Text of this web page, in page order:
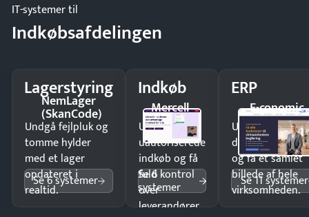
IT-systemer til
Indkøbsafdelingen
Lagerstyring
NemLager
(SkanCode)
Undgå fejlpluk og
tomme hylder
med et lager
opdateret i
realtid.
Se 6 systemer
Indkøb
Mercell
Undgå
uautoriserede
indkøb og få
fuld kontrol
over
leverandører
Se 6
systemer
ERP
E-conomic
Undgå
og få ét samlet
billede af hele
virksomheden.
Se 11 systemer